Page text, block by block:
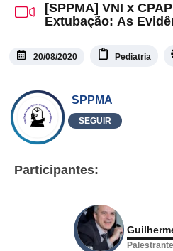
[SPPMA] VNI x
Extubação: As
20/08/2020 Pediatria
SPPMA
SEGUIR
Participantes:
Palestrante